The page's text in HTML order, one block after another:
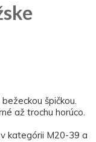
špičkou.
až trochu horúco.
kategórii M20-39 a